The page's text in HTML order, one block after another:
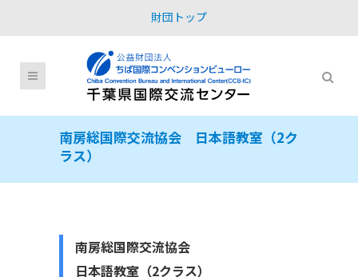
財団トップ
南房総国際交流協会 日本語教室（2ク
ラス）
南房総国際交流協会
日本語教室（2クラス）